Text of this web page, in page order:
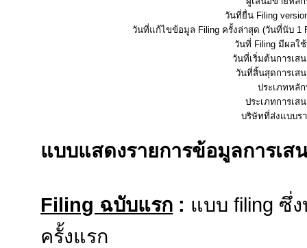
วันที่ยื่น Filing
วันที่แก้ไขข้อมูล Filing ครั้งล่าสุด (วันที่นับ 1
วันที่ Filing มีผลใ
วันที่เริ่มต้นการเส
วันที่สิ้นสุดการเส
ประเภทหลั
ประเภทการเส
บริษัทที่ส่งแบบร
แบบแสดงรายการข้อมูลการเ
Filing ฉบับแรก : แบบ filing ซึ่ง
ครั้งแรก